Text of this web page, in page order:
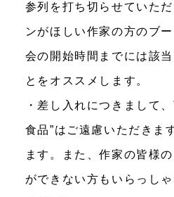
参列を打ち切らせていた
ンがほしい作家の方のブ
会の開始時間までには該
とをオススメします。
・差し入れにつきまして
食品”はご遠慮いただきま
ます。また、作家の皆様
ができない方もいらっし